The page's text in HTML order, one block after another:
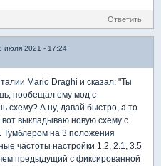
Ответить
июля 2021 - 17:24
Mario Draghi и сказал: "Ты
пообещал ему мод с
схему? А ну, давай быстро, а то
выкладываю новую схему с
Тумблером на 3 положения
частоты настройки 1.2, 2.1, 3.5
предыдущий c фиксированной